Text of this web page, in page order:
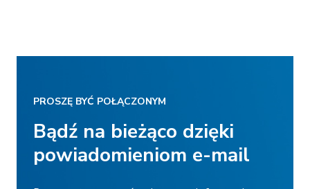
PROSZĘ BYĆ POŁĄCZONYM
Bądź na bieżąco dzięki
powiadomieniom e-mail